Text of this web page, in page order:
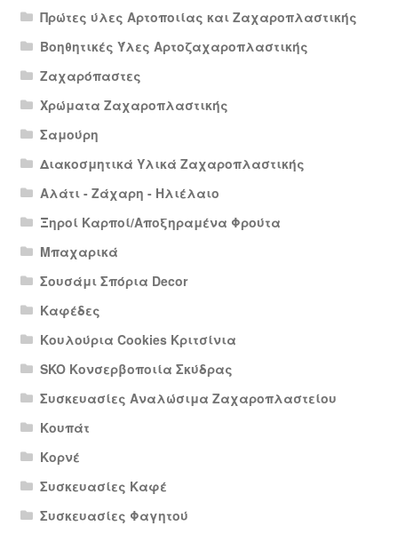
Πρώτες ύλες Αρτοποιίας και Ζαχαροπλαστικής
Βοηθητικές Ύλες Αρτοζαχαροπλαστικής
Ζαχαρόπαστες
Χρώματα Ζαχαροπλαστικής
Σαμούρη
Διακοσμητικά Υλικά Ζαχαροπλαστικής
Αλάτι - Ζάχαρη - Ηλιέλαιο
Ξηροί Καρποί/Αποξηραμένα Φρούτα
Μπαχαρικά
Σουσάμι Σπόρια Decor
Καφέδες
Κουλούρια Cookies Κριτσίνια
SKO Κονσερβοποιία Σκύδρας
Συσκευασίες Αναλώσιμα Ζαχαροπλαστείου
Κουπάτ
Κορνέ
Συσκευασίες Καφέ
Συσκευασίες Φαγητού